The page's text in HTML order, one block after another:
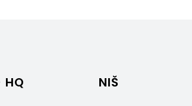
HQ NIŠ